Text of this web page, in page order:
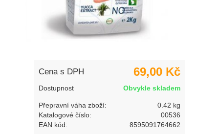
Cena s DPH 69,00 Kč
Dostupnost Obvykle skladem
Přepravní váha zboží:
0.42 kg
Katalogové číslo:
00536
EAN kód:
8595091764662